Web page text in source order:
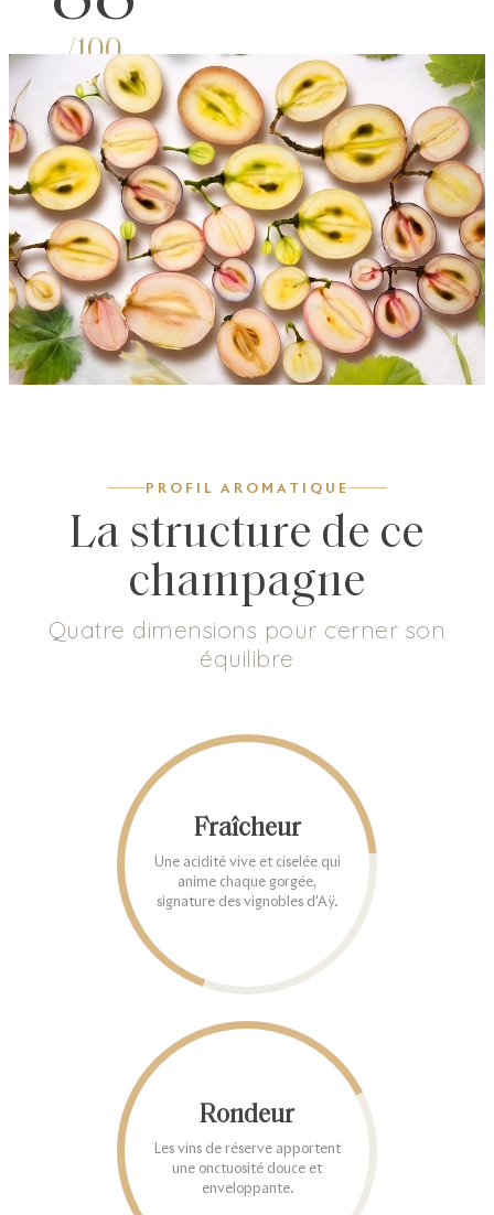
/100
PROFIL AROMATIQUE
La structure de ce
champagne
Quatre dimensions pour cerner son
équilibre
Fraîcheur
Une acidité vive et ciselée qui
anime chaque gorgée,
signature des vignobles d'Aÿ.
Rondeur
Les vins de réserve apportent
une onctuosité douce et
enveloppante.